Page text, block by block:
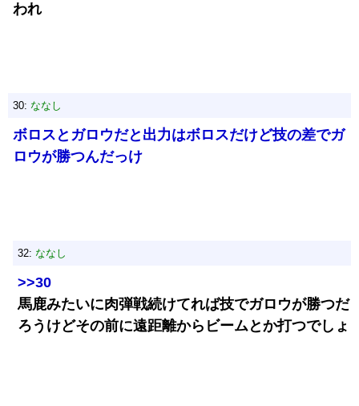
われ
30: ななし
ボロスとガロウだと出力はボロスだけど技の差でガ
ロウが勝つんだっけ
32: ななし
>>30
馬鹿みたいに肉弾戦続けてれば技でガロウが勝つだ
ろうけどその前に遠距離からビームとか打つでしょ